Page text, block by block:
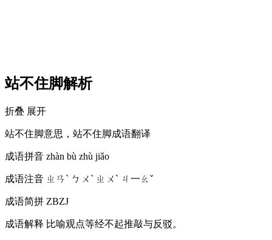
站不住脚解析
折叠 展开
站不住脚意思，站不住脚成语翻译
成语拼音 zhàn bù zhù jiǎo
成语注音 ㄓㄢˋ ㄅㄨˋ ㄓㄨˋ ㄐ一ㄠˇ
成语简拼 ZBZJ
成语解释 比喻观点等经不起推敲与反驳。